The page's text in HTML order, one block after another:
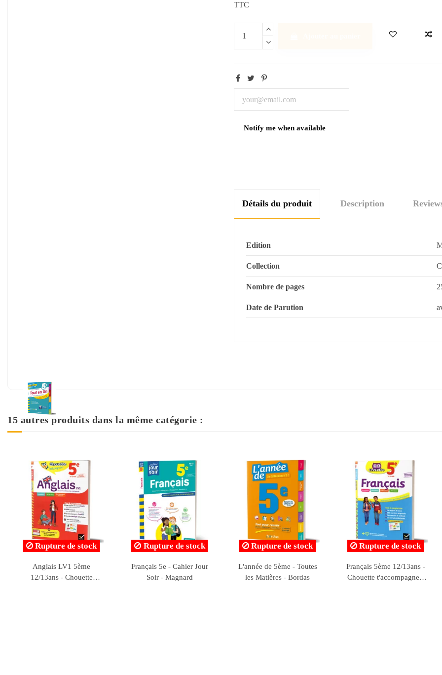
TTC
Détails du produit Description
Edition
Collection
Nombre de pages
Date de Parution
15 autres produits dans la même catégorie :
Rupture de stock
Français 5ème 12/13ans -
Nouveau Cahier du jour
Rupture de stock
Le Bled - Espagnol LV2
5ème 12/13ans - Hachette
Je Comprends Tout - 5ème
- Toutes les matières -
Rupture de stock
Le Bled - Exercices
d'orthographe 5ème